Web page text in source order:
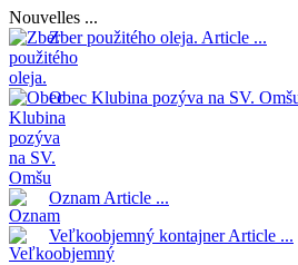
Nouvelles ...
Zber použitého oleja. Article ...
Obec Klubina pozýva na SV.
Oznam Article ...
Veľkoobjemný kontajnerArticle ...